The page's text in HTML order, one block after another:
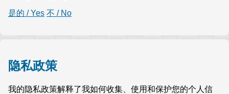
是的 / Yes 不 / No
隐私政策
我的隐私政策解释了我如何收集、使用和保护您的个人信